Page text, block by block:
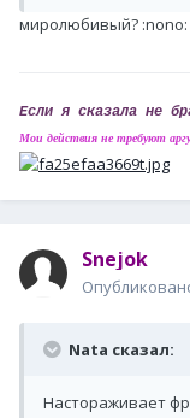
миролюбивый?
Если я сказала не
Мои действия не требуют
Snejok
Nata сказал:
Настораживает